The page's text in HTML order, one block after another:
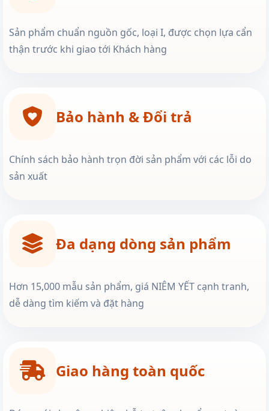
Sản phẩm chuẩn nguồn gốc, loại I, được chọn lựa cẩn
thận trước khi giao tới Khách hàng
Bảo hành & Đổi trả
Chính sách bảo hành trọn đời sản phẩm với các lỗi do
sản xuất
Đa dạng dòng sản phẩm
Hơn 15,000 mẫu sản phẩm, giá NIÊM YẾT cạnh tranh,
dễ dàng tìm kiếm và đặt hàng
Giao hàng toàn quốc